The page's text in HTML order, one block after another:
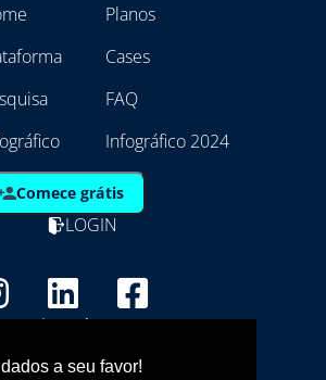
a seu favor!
Planos
Cases
FAQ
Infográfico 2024
Comece grátis
LOGIN
Registrada